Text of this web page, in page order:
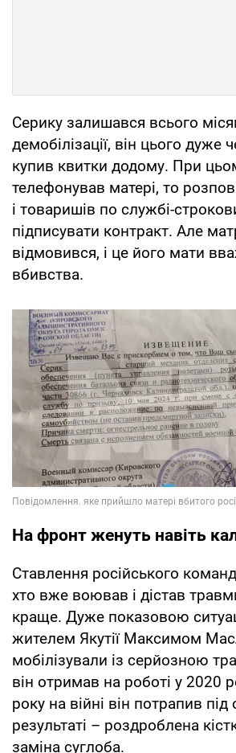
Серику залишався всього
демобілізації, він цього дуже
купив квитки додому. При
телефонував матері, то
і товаришів по службі-
підписувати контракт. Але
відмовився, і це його мати
вбивства.
На фронт женуть навіть
Ставлення російського
хто вже воював і дістав
краще. Дуже показовою
жителем Якутії Максимом
мобілізували із серйозною
він отримав на роботі у 2020
року на війні він потрапив під
результаті – роздроблена
заміна суглоба.